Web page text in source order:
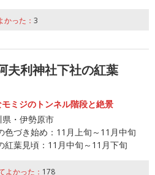
かった： 3
夫利神社下社の紅葉
ミジのトンネル階段と絶景
県・伊勢原市
色づき始め： 11月上旬～11月中旬
紅葉見頃： 11月中旬～11月下旬
よかった： 178